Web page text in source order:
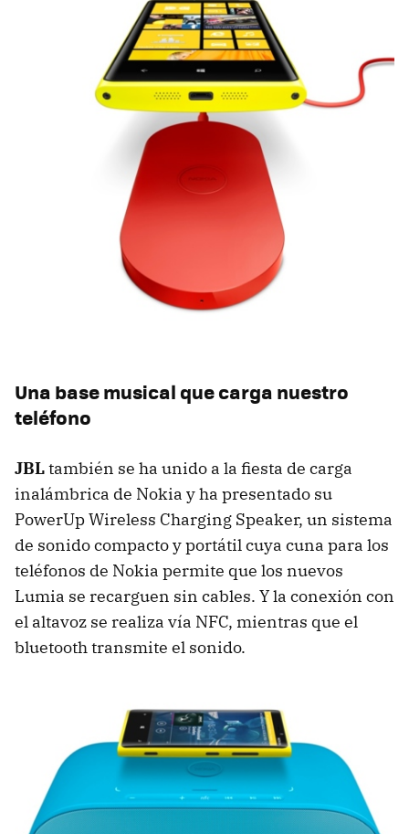
Una base musical que carga nuestro
teléfono
JBLtambién se ha unido a la fiesta de carga
inalámbrica de Nokia y ha presentado su
PowerUp Wireless Charging Speaker, un sistema
de sonido compacto y portátil cuya cuna para los
teléfonos de Nokia permite que los nuevos
Lumia se recarguen sin cables. Y la conexión con
el altavoz se realiza vía NFC, mientras que el
bluetooth transmite el sonido.